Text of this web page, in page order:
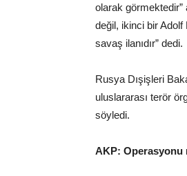
olarak görmektedir”
değil, ikinci bir Adolf
savaş ilanıdır” dedi.
Rusya Dışişleri
uluslararası terör
söyledi.
AKP: Operasyonu